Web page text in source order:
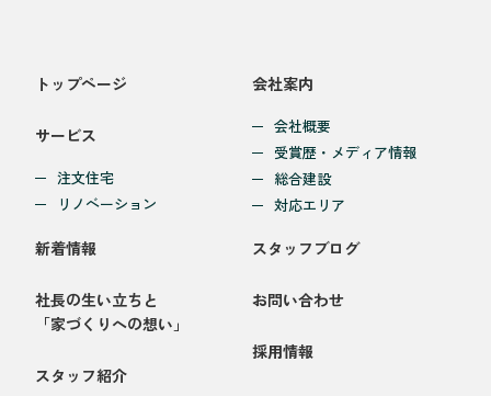
トップページ
サービス
注文住宅
リノベーション
会社案内
会社概要
受賞歴・メディア情報
総合建設
対応エリア
新着情報
社長の生い立ちと
「家づくりへの想い」
スタッフ紹介
スタッフブログ
お問い合わせ
採用情報